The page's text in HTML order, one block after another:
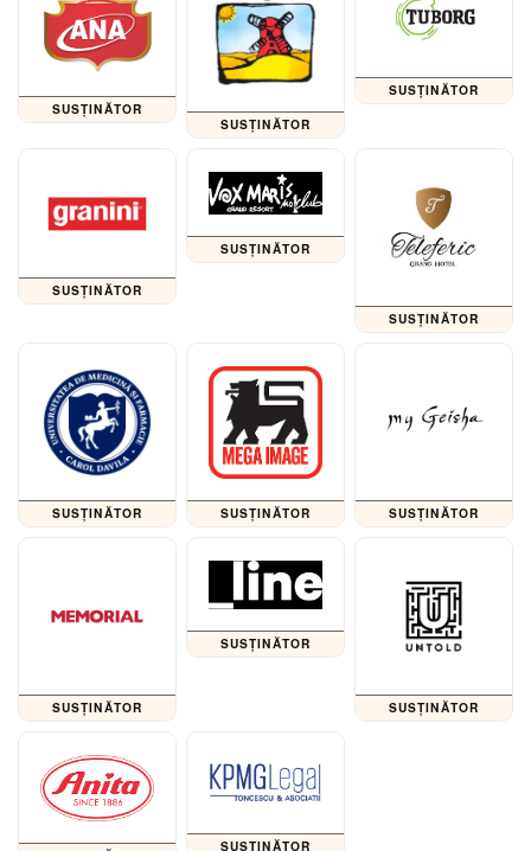
SUSȚINĂTOR
SUSȚINĂTOR
SUSȚINĂTOR
SUSȚINĂTOR
SUSȚINĂTOR
SUSȚINĂTOR
SUSȚINĂTOR SUSȚINĂTOR SUSȚINĂTOR
SUSȚINĂTOR
SUSȚINĂTOR
SUSȚINĂTOR
SUSȚINĂTOR